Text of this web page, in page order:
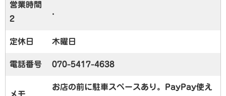
営業時間
2
.
定休日 木曜日
電話番号 070-5417-4638
メモ
お店の前に駐車スペースあり。PayPay使え